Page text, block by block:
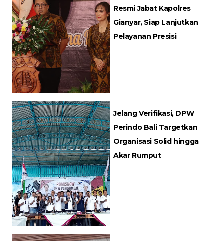
Resmi Jabat Kapolres
Gianyar, Siap Lanjutkan
Pelayanan Presisi
Jelang Verifikasi, DPW
Perindo Bali Targetkan
Organisasi Solid hingga
Akar Rumput